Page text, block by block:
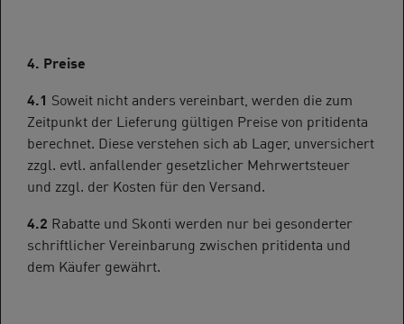
4. Preise
4.1 Soweit nicht anders vereinbart, werden die zum
Zeitpunkt der Lieferung gültigen Preise von pritidenta
berechnet. Diese verstehen sich ab Lager, unversichert
zzgl. evtl. anfallender gesetzlicher Mehrwertsteuer
und zzgl. der Kosten für den Versand.
4.2 Rabatte und Skonti werden nur bei gesonderter
schriftlicher Vereinbarung zwischen pritidenta und
dem Käufer gewährt.